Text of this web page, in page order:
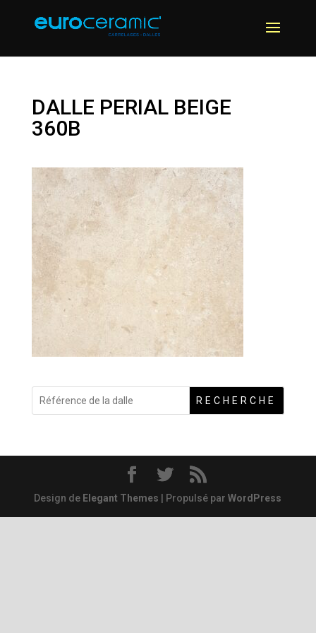
DALLE PERIAL BEIGE
360B
RECHERCHE
Design de Elegant Themes | Propulsé parWordPress